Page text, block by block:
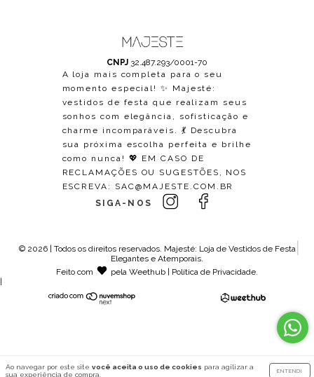
Ao navegar por este site você aceita o uso de cookies para agilizar a
sua experiência de compra.
ENTENDI
CNPJ 32.487.293/0001-70
A loja mais completa para o seu
momento especial! ✨ Majesté:
vestidos de festa que realizam seus
sonhos com elegância, sofisticação e
charme incomparáveis. 💃 Descubra
sua próxima escolha perfeita e brilhe
como nunca! 💖 EM CASO DE
RECLAMAÇÕES OU SUGESTÕES, NOS
ESCREVA: SAC@MAJESTE.COM.BR
SIGA-NOS
© 2026 | Todos os direitos reservados. Majesté: Loja de Vestidos de Festa
Elegantes e Atemporais
Feito com
pelaWeethub Política de Privacidade.